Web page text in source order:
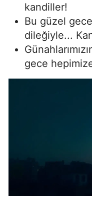
kandiller!
Bu güzel
dileğiyle...
gece